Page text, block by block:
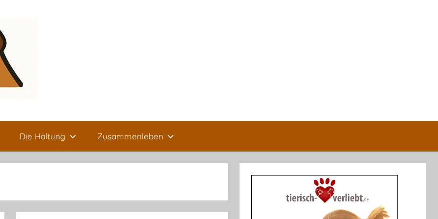
Die Haltung Zusammenleben